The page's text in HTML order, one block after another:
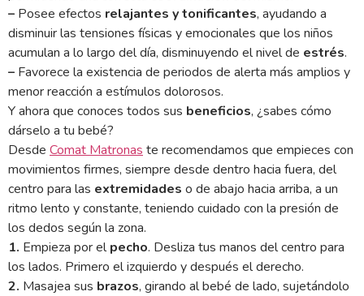
– Posee efectos relajantes y tonificantes, ayudando a
disminuir las tensiones físicas y emocionales que los niños
acumulan a lo largo del día, disminuyendo el nivel de estrés.
– Favorece la existencia de periodos de alerta más amplios y
menor reacción a estímulos dolorosos.
Y ahora que conoces todos sus beneficios, ¿sabes cómo
dárselo a tu bebé?
Desde Comat Matronas te recomendamos que empieces con
movimientos firmes, siempre desde dentro hacia fuera, del
centro para las extremidades o de abajo hacia arriba, a un
ritmo lento y constante, teniendo cuidado con la presión de
los dedos según la zona.
1. Empieza por elpecho. Desliza tus manos del centro para
los lados. Primero el izquierdo y después el derecho.
2. Masajea sus brazos, girando al bebé de lado, sujetándolo